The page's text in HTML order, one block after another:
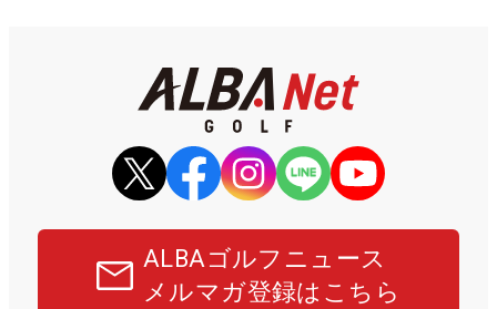
ALBAゴルフニュース
メルマガ登録はこちら